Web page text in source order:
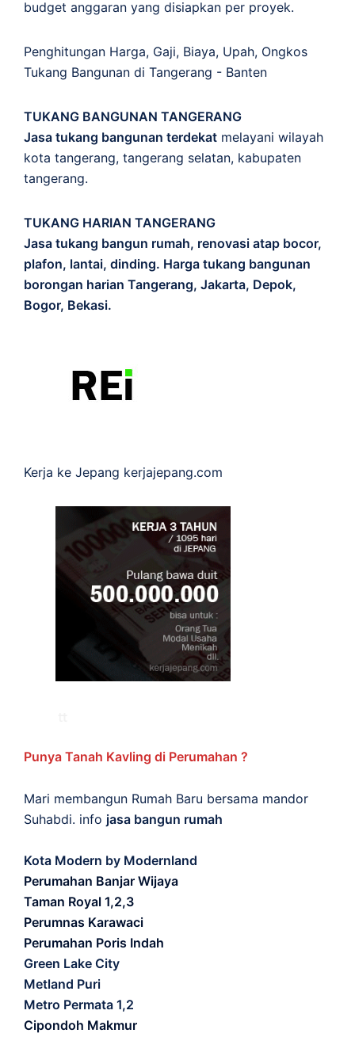
budget anggaran yang disiapkan per proyek.
Penghitungan Harga, Gaji, Biaya, Upah, Ongkos
Tukang Bangunan di Tangerang - Banten
TUKANG BANGUNAN TANGERANG
Jasa tukang bangunan terdekat melayani wilayah
kota tangerang, tangerang selatan, kabupaten
tangerang.
TUKANG HARIAN TANGERANG
Jasa tukang bangun rumah, renovasi atap bocor,
plafon, lantai, dinding. Harga tukang bangunan
borongan harian Tangerang, Jakarta, Depok,
Bogor, Bekasi.
Kerja ke Jepang kerjajepang.com
Punya Tanah Kavling di Perumahan ?
Mari membangun Rumah Baru bersama mandor
Suhabdi. info jasa bangun rumah
Kota Modern by Modernland
Perumahan Banjar Wijaya
Taman Royal 1,2,3
Perumnas Karawaci
Perumahan Poris Indah
Green Lake City
Metland Puri
Metro Permata 1,2
Cipondoh Makmur